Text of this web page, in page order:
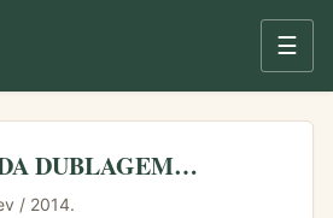
☰
DUBLAGEM…
/ 2014.